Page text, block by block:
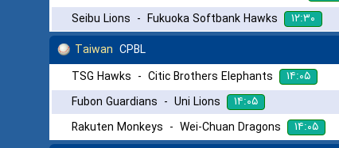
Seibu Lions - Fukuoka Softbank Hawks ۱۲:۳۰
Taiwan CPBL
TSG Hawks - Citic Brothers Elephants ۱۴:۰۵
Fubon Guardians - Uni Lions ۱۴:۰۵
Rakuten Monkeys - Wei-Chuan Dragons ۱۴:۰۵